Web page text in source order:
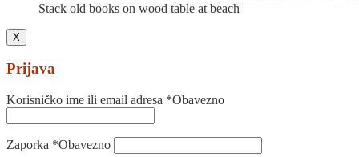
Stack old books on wood table at beach
X
Prijava
Korisničko ime ili email adresa *Obavezno
Zaporka *Obavezno